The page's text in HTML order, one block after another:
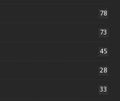
78
73
45
28
33